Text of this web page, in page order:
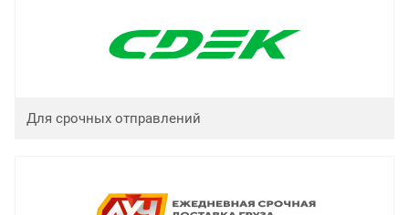
Для срочных отправлений